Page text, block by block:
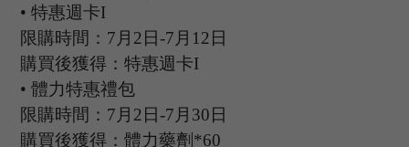
• 特惠週卡I
限購時間： 7 月 2 日-7 月 12 日
購買後獲得：特惠週卡I
• 體力特惠禮包
限購時間： 7 月 2 日-7 月 30日
購買後獲得：體力藥劑 *60